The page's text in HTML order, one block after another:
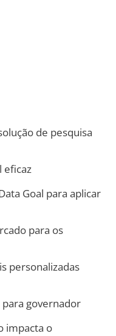
de pesquisa
eficaz
Goal para aplicar
para os
personalizadas
governador
impacta o